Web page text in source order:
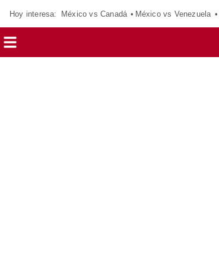
Hoy interesa: México vs Canadá México vs Venezuela